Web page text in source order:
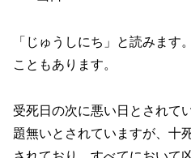
「じゅうしにち」と読みます
こともあります。
受死日の次に悪い日とされて
題無いとされていますが、十